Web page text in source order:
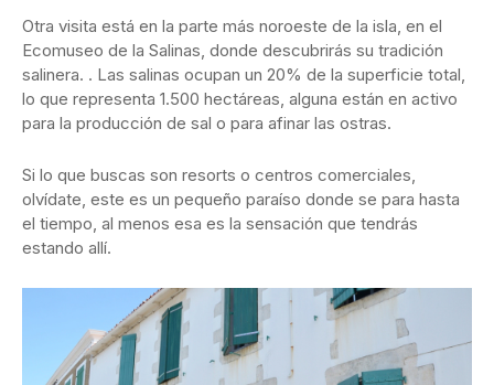
Otra visita está en la parte más noroeste de la isla, en el
Ecomuseo de la Salinas, donde descubrirás su tradición
salinera. . Las salinas ocupan un 20% de la superficie total,
lo que representa 1.500 hectáreas, alguna están en activo
para la producción de sal o para afinar las ostras.
Si lo que buscas son resorts o centros comerciales,
olvídate, este es un pequeño paraíso donde se para hasta
el tiempo, al menos esa es la sensación que tendrás
estando allí.